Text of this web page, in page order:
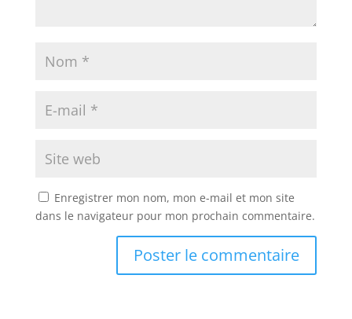
Enregistrer mon nom, mon e-mail et mon site
dans le navigateur pour mon prochain commentaire.